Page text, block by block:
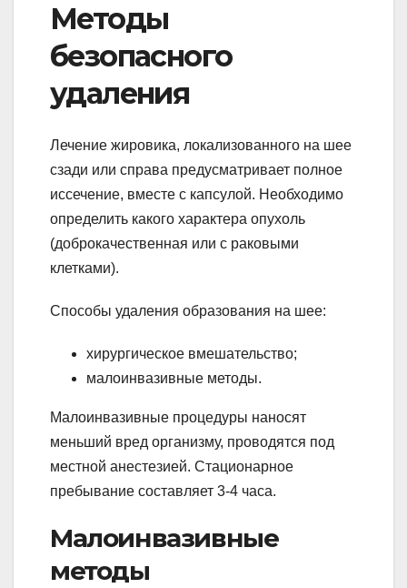
Методы
безопасного
удаления
Лечение жировика, локализованного на шее
сзади или справа предусматривает полное
иссечение, вместе с капсулой. Необходимо
определить какого характера опухоль
(доброкачественная или с раковыми
клетками).
Способы удаления образования на шее:
хирургическое вмешательство;
малоинвазивные методы.
Малоинвазивные процедуры наносят
меньший вред организму, проводятся под
местной анестезией. Стационарное
пребывание составляет 3-4 часа.
Малоинвазивные
методы